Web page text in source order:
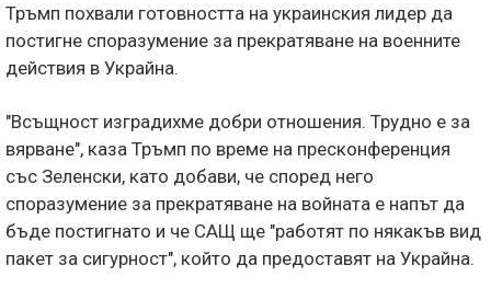
Тръмп похвали готовността на украинския лидер да
постигне споразумение за прекратяване на военните
действия в Украйна.
"Всъщност изградихме добри отношения. Трудно е за
вярване", каза Тръмп по време на пресконференция
със Зеленски, като добави, че според него
споразумение за прекратяване на войната е напът да
бъде постигнато и че САЩ ще "работят по някакъв вид
пакет за сигурност", който да предоставят на Украйна.